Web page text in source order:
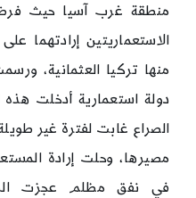
منطقة غرب آسيا حيث
الاستعماريتين إرادتهما
منها تركيا العثمانية،
دولة استعمارية أدخلت
الصراع غابت لفترة غير
مصيرها، وحلت إرادة
في نفق مظلم عجزت